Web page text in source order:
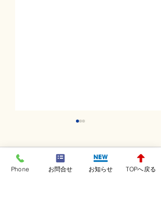
コメント
Phone お問合せ お知らせ TOPへ戻る